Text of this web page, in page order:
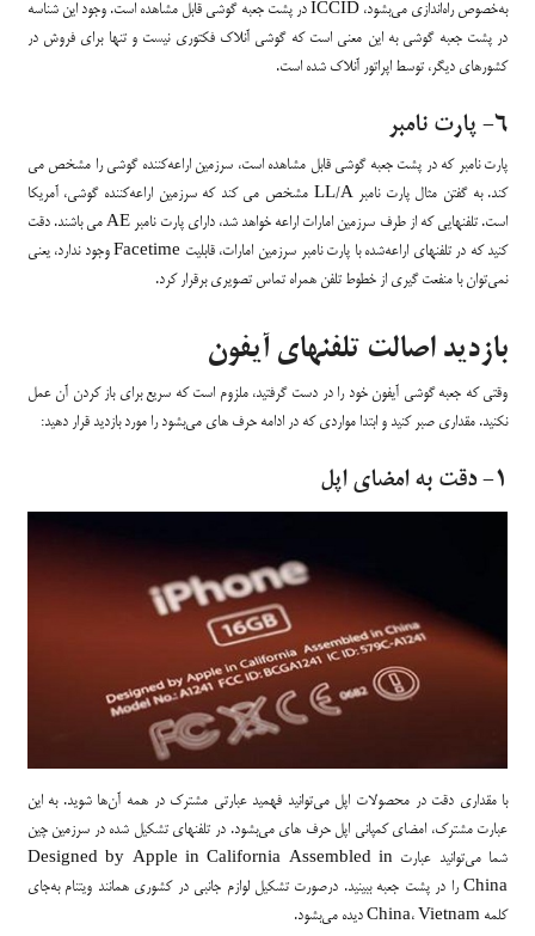
به‌خصوص راه‌اندازی می‌بشود، ICCID در پشت جعبه گوشی قابل مشاهده است. وجود این شناسه
در پشت جعبه گوشی به این معنی است که گوشی آنلاک فکتوری نیست و تنها برای فروش در
کشورهای دیگر، توسط اپراتور آنلاک شده است.
6- پارت نامبر
پارت نامبر که در پشت جعبه گوشی قابل مشاهده است، سرزمین اراعه‌کننده گوشی را مشخص می
کند. به گفتن مثال پارت نامبر LL/A مشخص می کند که سرزمین اراعه‌کننده گوشی، آمریکا
است. تلفنهایی که از طرف سرزمین امارات اراعه خواهد شد، دارای پارت نامبر AE می باشند. دقت
کنید که در تلفنهای اراعه‌شده با پارت نامبر سرزمین امارات، قابلیت Facetime وجود ندارد، یعنی
نمی‌توان با منفعت گیری از خطوط تلفن همراه تماس تصویری برقرار کرد.
بازدید اصالت تلفنهای آیفون
وقتی که جعبه گوشی آیفون خود را در دست گرفتید، ملزوم است که سریع برای باز کردن آن عمل
نکنید. مقداری صبر کنید و ابتدا مواردی که در ادامه حرف های می‌بشود را مورد بازدید قرار دهید:
1- دقت به امضای اپل
با مقداری دقت در محصولات اپل می‌توانید فهمید عبارتی مشترک در همه آن‌ها شوید. به این
عبارت مشترک، امضای کمپانی اپل حرف های می‌بشود. در تلفنهای تشکیل شده در سرزمین چین
شما می‌توانید عبارت Designed by Apple in California Assembled in
China را در پشت جعبه ببینید. درصورت تشکیل لوازم جانبی در کشوری همانند ویتنام به‌جای
کلمه China، Vietnam دیده می‌بشود.